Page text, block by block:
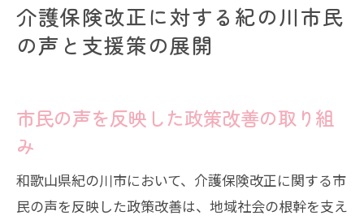
介護保険改正に対する紀の川市民
の声と支援策の展開
市民の声を反映した政策改善の取り組
み
和歌山県紀の川市において、介護保険改正に関する市
民の声を反映した政策改善は、地域社会の根幹を支え